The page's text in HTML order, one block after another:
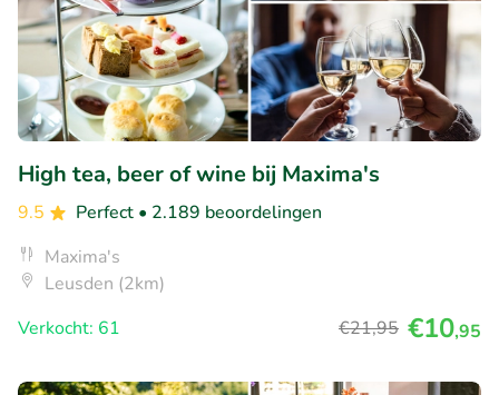
High tea, beer of wine bij Maxima's
9.5 Perfect • 2.189 beoordelingen
Maxima's
Leusden (2km)
Verkocht: 61
€21,95 €10,95